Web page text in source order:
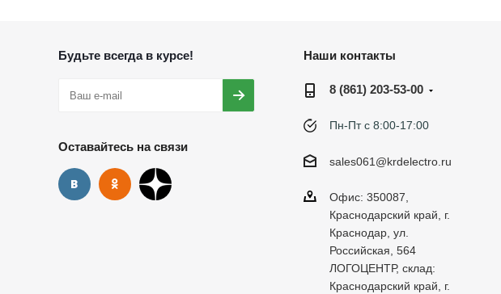
Будьте всегда в курсе!
Оставайтесь на связи
Наши контакты
8 (861) 203-53-00
Пн-Пт с 8:00-17:00
sales061@krdelectro.ru
Офис: 350087,
Краснодарский край, г.
Краснодар, ул.
Российская, 564
ЛОГОЦЕНТР, склад:
Краснодарский край, г.